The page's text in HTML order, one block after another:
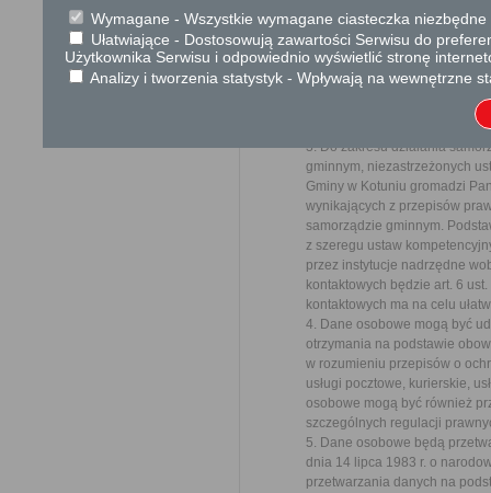
Pani/Panu prawach z tym
1. Administratorem Pani/Pana
Wójta, ul. Siedlecka 56C, 08-
2. Administrator wyznaczył
listownie na adres Urzędu
3. Do zakresu działania
gminnym, niezastrzeżonych
Gminy w Kotuniu gromadzi
wynikających z przepisów
samorządzie gminnym.
z szeregu ustaw
przez instytucje nadrzędne
kontaktowych będzie art. 6
kontaktowych ma na celu
4. Dane osobowe mogą być
otrzymania na podstawie
w rozumieniu przepisów o
usługi pocztowe, kurierskie,
osobowe mogą być również
szczególnych regulacji
5. Dane osobowe będą
dnia 14 lipca 1983 r. o
przetwarzania danych na
Wymagane - Wszystkie wymagane ciasteczka
Ułatwiające - Dostosowują zawartości Serwisu do
Użytkownika Serwisu i odpowiednio wyświetlić stronę
Analizy i tworzenia statystyk - Wpływają na wewnętrzne